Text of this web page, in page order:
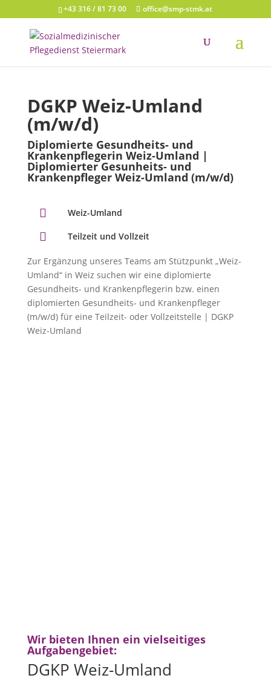
+43 316 / 81 73 00 office@smp-stmk.at
DGKP Weiz-Umland
(m/w/d)
Diplomierte Gesundheits- und
Krankenpflegerin Weiz-Umland |
Diplomierter Gesunheits- und
Krankenpfleger Weiz-Umland (m/w/d)
 Weiz-Umland
 Teilzeit und Vollzeit
Zur Ergänzung unseres Teams am Stützpunkt „Weiz-
Umland“ in Weiz suchen wir eine diplomierte
Gesundheits- und Krankenpflegerin bzw. einen
diplomierten Gesundheits- und Krankenpfleger
(m/w/d) für eine Teilzeit- oder Vollzeitstelle | DGKP
Weiz-Umland
Wir bieten Ihnen ein vielseitiges
Aufgabengebiet:
DGKP Weiz-Umland